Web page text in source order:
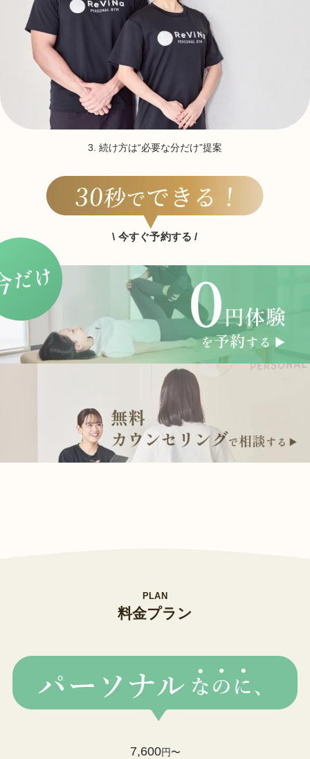
3. 続け方は“必要な分だけ”提案
\ 今すぐ予約する /
だけ
PLAN
料金プラン
7,600円〜